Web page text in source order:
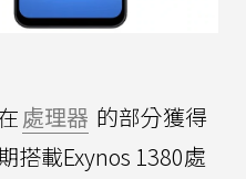
處理器 的部分獲得
搭載Exynos 1380處